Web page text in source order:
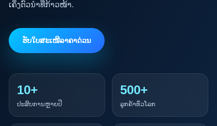
ເຄິ່ງຕົວນຳທີ່ກ້າວໜ້າ.
ຮັບໃບສະເໜີລາຄາດ່ວນ
10+
ປະສົບການຫຼາຍປີ
500+
ລູກຄ້າທົ່ວໂລກ